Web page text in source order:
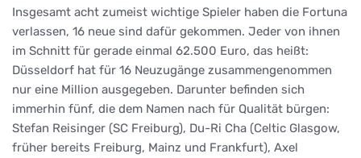
Insgesamt acht zumeist wichtige Spieler haben die Fortuna
verlassen, 16 neue sind dafür gekommen. Jeder von ihnen
im Schnitt für gerade einmal 62.500 Euro, das heißt:
Düsseldorf hat für 16 Neuzugänge zusammengenommen
nur eine Million ausgegeben. Darunter befinden sich
immerhin fünf, die dem Namen nach für Qualität bürgen:
Stefan Reisinger (SC Freiburg), Du-Ri Cha (Celtic Glasgow,
früher bereits Freiburg, Mainz und Frankfurt), Axel